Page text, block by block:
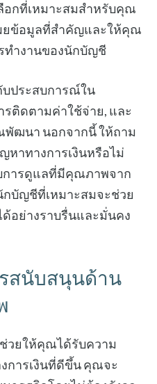
อกที่เหมาะสมสำหรับคุณ
ยข้อมูลที่สำคัญและให้คุณ
ทำงานของนักบัญชี
ประสบการณ์ใน
ติดตามค่าใช้จ่าย, และ
ฒนา นอกจากนี้ ให้ถาม
หาทางการเงินหรือไม่
การดูแลที่มีคุณภาพจาก
บัญชีที่เหมาะสมจะช่วย
อย่างราบรื่นและมั่นคง
สนับสนุนด้าน
วยให้คุณได้รับความ
การเงินที่ดีขึ้น คุณจะ